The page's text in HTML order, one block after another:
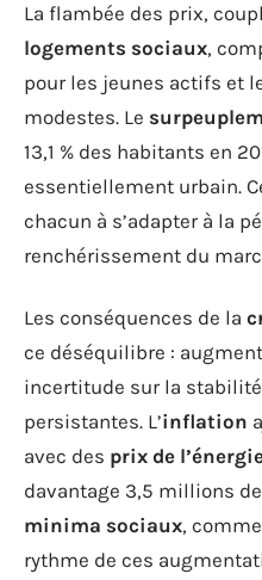
La flambée des prix,
logements sociaux,
pour les jeunes actifs et
modestes. Le
13,1 % des habitants en
essentiellement urbain.
chacun à s’adapter à la
renchérissement du
Les conséquences de la
ce déséquilibre :
incertitude sur la
persistantes. L’inflation
avec des prix de
davantage 3,5 millions
minima sociaux,
rythme de ces